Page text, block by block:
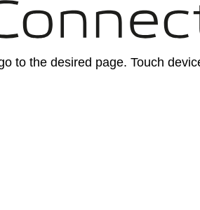
to the desired page. Touch